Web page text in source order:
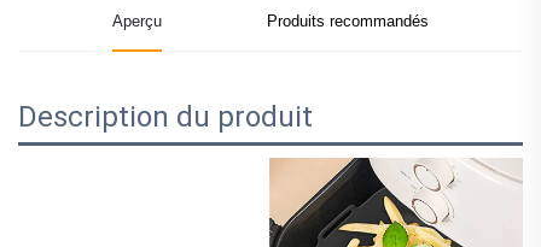
Aperçu Produits recommandés
Description du produit